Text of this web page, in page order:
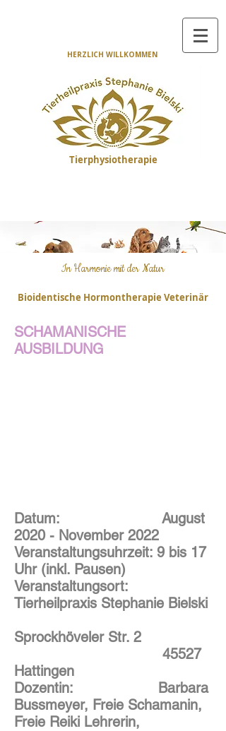
HERZLICH WILLKOMMEN
Tierphysiotherapie
In Harmonie mit der Natur
Bioidentische Hormontherapie Veterinär
SCHAMANISCHE
AUSBILDUNG
Datum: August
2020 - November 2022
Veranstaltungsuhrzeit: 9 bis 17
Uhr (inkl. Pausen)
Veranstaltungsort:
Tierheilpraxis Stephanie Bielski
Sprockhöveler Str. 2
45527
Hattingen
Dozentin: Barbara
Bussmeyer, Freie Schamanin,
Freie Reiki Lehrerin,